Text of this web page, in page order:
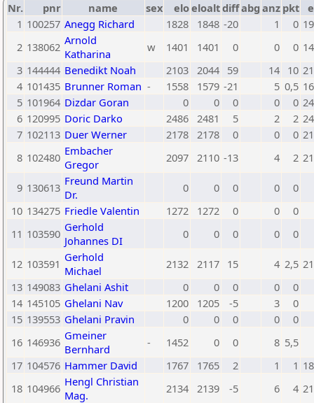
Nr. pnr name sex eloeloaltdiffabg anz pkt
1 100257 Anegg Richard 1828 1848 -20 1 0
2 138062 Arnold
Katharina
w 1401 1401 0 0 0
3 144444 Benedikt Noah 2103 2044 59 14 10
4 101435 Brunner Roman - 1558 1579 -21 5 0,5
5 101964 Dizdar Goran 0 0 0 0 0
6 120995 Doric Darko 2486 2481 5 2 2
7 102113 Duer Werner 2178 2178 0 0 0
8 102480 Embacher
Gregor
2097 2110 -13 4 2
9 130613 Freund Martin
Dr.
0 0 0 0
0
10 134275 Friedle Valentin 1272 1272 0 0
0
11 103590 Gerhold
Johannes DI
0 0 0 0 0
12 103591 Gerhold
Michael
2132 2117 15 4 2,5
13 149083 Ghelani Ashit 0 0 0 0
0
14 145105 Ghelani Nav 1200 1205 -5 3
0
15 139553 Ghelani Pravin 0 0 0 0
0
16 146936 Gmeiner
Bernhard
- 1452 0 0 8 5,5
17 104576 Hammer David 1767 1765 2 1 1
18 104966 Hengl Christian
Mag.
2134 2139 -5 6 4